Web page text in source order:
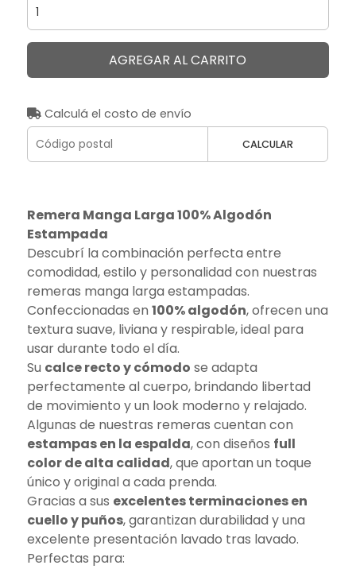
AGREGAR AL CARRITO
Calculá el costo de envío
CALCULAR
Remera Manga Larga 100% Algodón
Estampada
Descubrí la combinación perfecta entre
comodidad, estilo y personalidad con nuestras
remeras manga larga estampadas.
Confeccionadas en 100% algodón, ofrecen una
textura suave, liviana y respirable, ideal para
usar durante todo el día.
Su calce recto y cómodo se adapta
perfectamente al cuerpo, brindando libertad
de movimiento y un look moderno y relajado.
Algunas de nuestras remeras cuentan con
estampas en la espalda, con diseños full
color de alta calidad, que aportan un toque
único y original a cada prenda.
Gracias a sus excelentes terminaciones en
cuello y puños, garantizan durabilidad y una
excelente presentación lavado tras lavado.
Perfectas para: